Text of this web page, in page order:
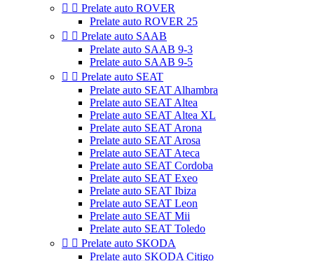
  Prelate auto ROVER
Prelate auto ROVER 25
  Prelate auto SAAB
Prelate auto SAAB 9-3
Prelate auto SAAB 9-5
  Prelate auto SEAT
Prelate auto SEAT Alhambra
Prelate auto SEAT Altea
Prelate auto SEAT Altea XL
Prelate auto SEAT Arona
Prelate auto SEAT Arosa
Prelate auto SEAT Ateca
Prelate auto SEAT Cordoba
Prelate auto SEAT Exeo
Prelate auto SEAT Ibiza
Prelate auto SEAT Leon
Prelate auto SEAT Mii
Prelate auto SEAT Toledo
  Prelate auto SKODA
Prelate auto SKODA Citigo